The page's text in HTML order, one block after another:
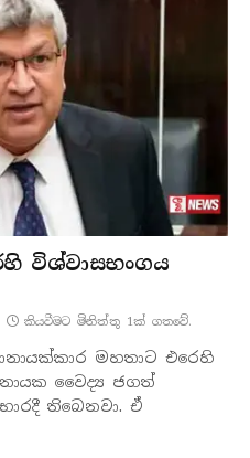
විශ්වාසභංගය
කියවීමට මිනිත්තු 1ක් ගතවේ.
මහතාට එරෙහි
වෛද්‍ය ජගත්
තිබෙනවා. ඒ